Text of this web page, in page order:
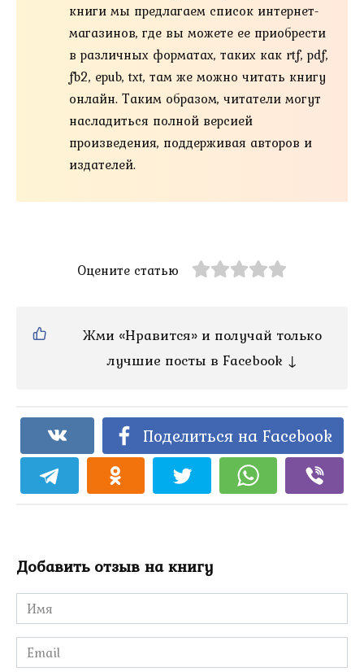
книги мы предлагаем список интернет-
магазинов, где вы можете ее приобрести
в различных форматах, таких как rtf, pdf,
fb2, epub, txt, там же можно читать книгу
онлайн. Таким образом, читатели могут
насладиться полной версией
произведения, поддерживая авторов и
издателей.
Оцените статью
Жми «Нравится» и получай только
лучшие посты в Facebook ↓
Поделиться на Facebook
Добавить отзыв на книгу
Имя
*
Email
*